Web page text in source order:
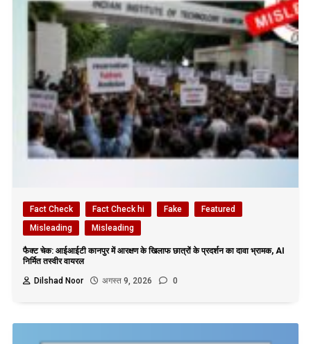
Fact Check Fact Check hi Fake
Featured
Misleading
Misleading
फैक्ट चेक: आईआईटी कानपुर में आरक्षण के खिलाफ छात्रों के प्रदर्शन का दावा भ्रामक, AI
निर्मित तस्वीर वायरल
Dilshad Noor
अगस्त 9, 2026 0